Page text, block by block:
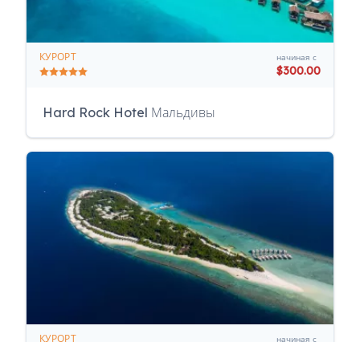
КУРОРТ начиная с
$300.00
Hard Rock Hotel Мальдивы
КУРОРТ начиная с